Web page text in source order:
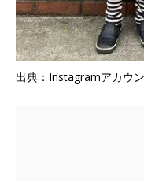
出典：Instagramアカウ